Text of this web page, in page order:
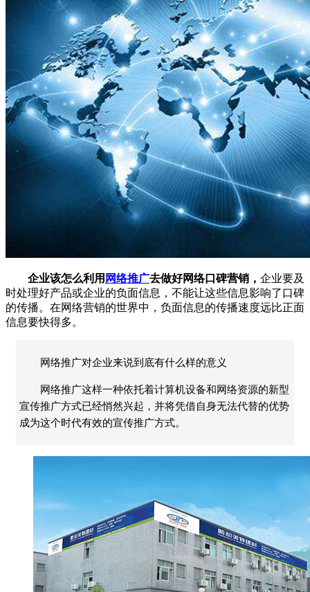
企业该怎么利用 网络推广去做好网络口碑营销， 企业要及
时处理好产品或企业的负面信息，不能让这些信息影响了口碑
的传播。在网络营销的世界中，负面信息的传播速度远比正面
信息要快得多。
网络推广对企业来说到底有什么样的意义
网络推广这样一种依托着计算机设备和网络资源的新型
宣传推广方式已经悄然兴起，并将凭借自身无法代替的优势
成为这个时代有效的宣传推广方式。